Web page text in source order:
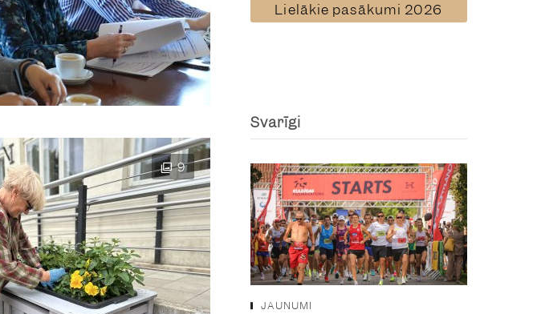
9
Lielākie pasākumi 2026
Svarīgi
JAUNUMI